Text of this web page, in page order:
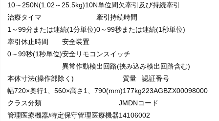
10～250N(1.02～25.5kg)10N単位間欠牽引及び持続牽引
治療タイマ
1～99分または連続(1分単位)
牽引持続時間
0～99秒または連続(1秒単位)
牽引休止時間
0～99秒(1秒単位)
安全装置
安全リモコンスイッチ
異常作動検出回路(挟み込み検出回路含む)
本体寸法(操作部除く)
幅720×奥行1、560×高さ1、790(mm)
質量
177kg
認証番号
223AGBZX00098000
クラス分類
管理医療機器/特定保守管理医療機器
JMDNコード
14106002